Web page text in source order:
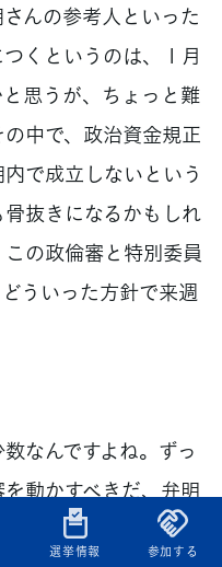
選挙情報 参加する
んの参考人といった
くというのは、１月
思うが、ちょっと難
中で、政治資金規正
で成立しないという
抜きになるかもしれ
の政倫審と特別委員
ういった方針で来週
なんですよね。ずっ
動かすべきだ、弁明
今の状態ということ